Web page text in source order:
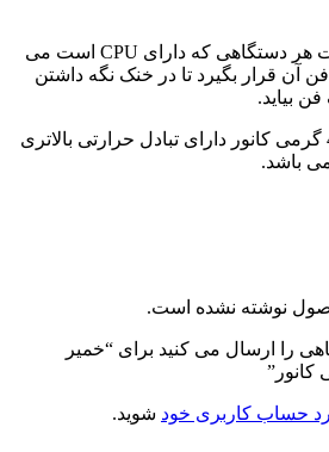
خمیر سیلیکون از ملزومات هر دستگاهی که دارای CPU است می
فن آن قرار بگیرد تا در خنک نگه داشتن
خمیر سیلیکون سرنگی 40 گرمی کانور دارای تبادل حرارتی بالاتری
باشد.
نوشته نشده است.
را ارسال می کنید برای “خمیر
حساب کاربری خود شوید.